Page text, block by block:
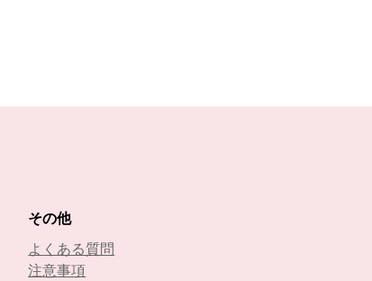
その他
よくある質問
注意事項